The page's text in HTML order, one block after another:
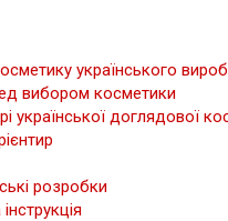
українського
вибором косметики
української доглядової
розробки